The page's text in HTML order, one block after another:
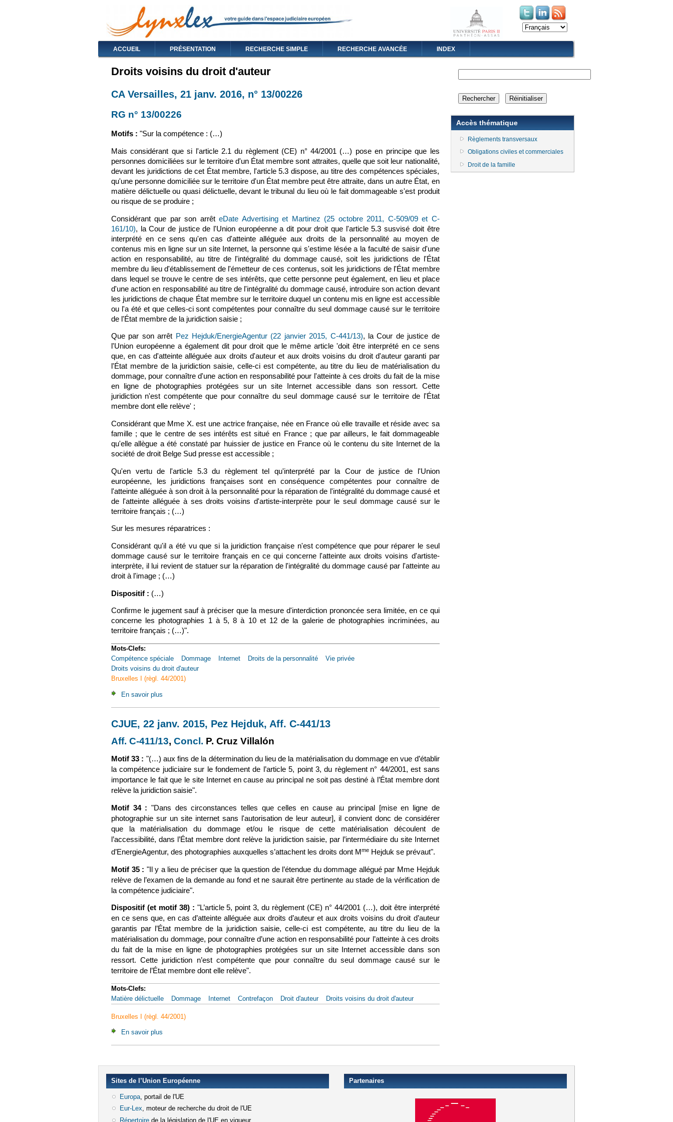
(le lien est externe)
(le lien est externe)
ACCUEIL PRÉSENTATION RECHERCHE SIMPLE RECHERCHE AVANCÉE INDEX
Droits voisins du droit d'auteur
CA Versailles, 21 janv. 2016, n° 13/00226
RG n° 13/00226
Motifs : "Sur la compétence : (…)
Mais considérant que si l'article 2.1 du règlement (CE) n° 44/2001 (…) pose en principe que les
personnes domiciliées sur le territoire d'un État membre sont attraites, quelle que soit leur nationalité,
devant les juridictions de cet État membre, l'article 5.3 dispose, au titre des compétences spéciales,
qu'une personne domiciliée sur le territoire d'un État membre peut être attraite, dans un autre État, en
matière délictuelle ou quasi délictuelle, devant le tribunal du lieu où le fait dommageable s'est produit
ou risque de se produire ;
Considérant que par son arrêteDate Advertising et Martinez (25 octobre 2011, C-509/09 et C-
161/10), la Cour de justice de l'Union européenne a dit pour droit que l'article 5.3 susvisé doit être
interprété en ce sens qu'en cas d'atteinte alléguée aux droits de la personnalité au moyen de
contenus mis en ligne sur un site Internet, la personne qui s'estime lésée a la faculté de saisir d'une
action en responsabilité, au titre de l'intégralité du dommage causé, soit les juridictions de l'État
membre du lieu d'établissement de l'émetteur de ces contenus, soit les juridictions de l'État membre
dans lequel se trouve le centre de ses intérêts, que cette personne peut également, en lieu et place
d'une action en responsabilité au titre de l'intégralité du dommage causé, introduire son action devant
les juridictions de chaque État membre sur le territoire duquel un contenu mis en ligne est accessible
ou l'a été et que celles-ci sont compétentes pour connaître du seul dommage causé sur le territoire
de l'État membre de la juridiction saisie ;
Que par son arrêt Pez Hejduk/EnergieAgentur (22 janvier 2015, C-441/13), la Cour de justice de
l'Union européenne a également dit pour droit que le même article 'doit être interprété en ce sens
que, en cas d'atteinte alléguée aux droits d'auteur et aux droits voisins du droit d'auteur garanti par
l'État membre de la juridiction saisie, celle-ci est compétente, au titre du lieu de matérialisation du
dommage, pour connaître d'une action en responsabilité pour l'atteinte à ces droits du fait de la mise
en ligne de photographies protégées sur un site Internet accessible dans son ressort. Cette
juridiction n'est compétente que pour connaître du seul dommage causé sur le territoire de l'État
membre dont elle relève' ;
Considérant que Mme X. est une actrice française, née en France où elle travaille et réside avec sa
famille ; que le centre de ses intérêts est situé en France ; que par ailleurs, le fait dommageable
qu'elle allègue a été constaté par huissier de justice en France où le contenu du site Internet de la
société de droit Belge Sud presse est accessible ;
Qu'en vertu de l'article 5.3 du règlement tel qu'interprété par la Cour de justice de l'Union
européenne, les juridictions françaises sont en conséquence compétentes pour connaître de
l'atteinte alléguée à son droit à la personnalité pour la réparation de l'intégralité du dommage causé et
de l'atteinte alléguée à ses droits voisins d'artiste-interprète pour le seul dommage causé sur le
territoire français ; (…)
Sur les mesures réparatrices :
Considérant qu'il a été vu que si la juridiction française n'est compétence que pour réparer le seul
dommage causé sur le territoire français en ce qui concerne l'atteinte aux droits voisins d'artiste-
interprète, il lui revient de statuer sur la réparation de l'intégralité du dommage causé par l'atteinte au
droit à l'image ; (…)
Dispositif : (…)
Confirme le jugement sauf à préciser que la mesure d'interdiction prononcée sera limitée, en ce qui
concerne les photographies 1 à 5, 8 à 10 et 12 de la galerie de photographies incriminées, au
territoire français ; (…)".
Mots-Clefs:
Compétence spéciale
Dommage Internet Droits de la personnalité
Vie privée
Droits voisins du droit d'auteur
Bruxelles I (règl. 44/2001)
En savoir plus
CJUE, 22 janv. 2015, Pez Hejduk, Aff. C-441/13
Aff. C-411/13(le lien est externe)
, Concl. (le lien est externe)
P. Cruz Villalón
Motif33 : "(…) aux fins de la détermination du lieu de la matérialisation du dommage en vue d’établir
la compétence judiciaire sur le fondement de l’article 5, point 3, du règlement n° 44/2001, est sans
importance le fait que le site Internet en cause au principal ne soit pas destiné à l’État membre dont
relève la juridiction saisie".
Motif 34 : "Dans des circonstances telles que celles en cause au principal [mise en ligne de
photographie sur un site internet sans l'autorisation de leur auteur], il convient donc de considérer
que la matérialisation du dommage et/ou le risque de cette matérialisation découlent de
l’accessibilité, dans l’État membre dont relève la juridiction saisie, par l’intermédiaire du site Internet
d’EnergieAgentur, des photographies auxquelles s’attachent les droits dont M me Hejduk se prévaut".
Motif 35 : "Il y a lieu de préciser que la question de l’étendue du dommage allégué par MmeHejduk
relève de l’examen de la demande au fond et ne saurait être pertinente au stade de la vérification de
la compétence judiciaire".
Dispositif (et motif 38) : "L’article 5, point 3, du règlement (CE) n° 44/2001 (…), doit être interprété
en ce sens que, en cas d’atteinte alléguée aux droits d’auteur et aux droits voisins du droit d’auteur
garantis par l’État membre de la juridiction saisie, celle-ci est compétente, au titre du lieu de la
matérialisation du dommage, pour connaître d’une action en responsabilité pour l’atteinte à ces droits
du fait de la mise en ligne de photographies protégées sur un site Internet accessible dans son
ressort. Cette juridiction n’est compétente que pour connaître du seul dommage causé sur le
territoire de l’État membre dont elle relève".
Mots-Clefs:
Matière délictuelle
Dommage Internet Contrefaçon Droit d'auteur Droits voisins du droit d'auteur
Bruxelles I (règl. 44/2001)
En savoir plus
Accès thématique
Règlements transversaux
Obligations civiles et commerciales
Droit de la famille
Sites de l’Union Européenne
Europa(le lien est externe)
, portail de l'UE
Eur-Lex(le lien est externe)
, moteur de recherche du droit de l'UE
Répertoire(le lien est externe)
de la législation de l'UE en vigueur
Partenaires